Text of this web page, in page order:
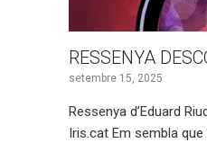
RESSENYA
setembre 15, 2025
Ressenya d’Eduard
Iris.cat Em sembla